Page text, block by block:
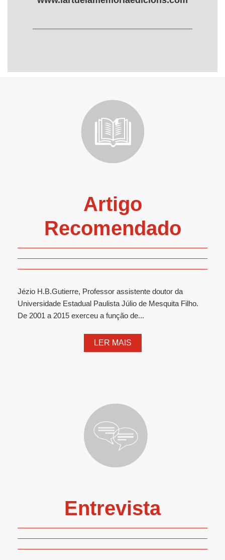
Artigo
Recomendado
Jézio H.B.Gutierre, Professor assistente doutor da
Universidade Estadual Paulista Júlio de Mesquita Filho.
De 2001 a 2015 exerceu a função de...
LER MAIS
Entrevista